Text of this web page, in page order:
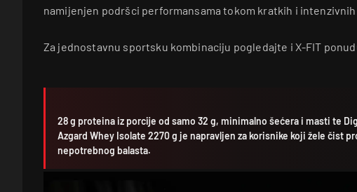
namijenjen podršci performansama tokom kratkih i intenzivnih
Za jednostavnu sportsku kombinaciju pogledajte i X-FIT
28 g proteina iz porcije od samo 32 g, minimalno šećera i masti te
Azgard Whey Isolate 2270 g je napravljen za korisnike koji žele čist
nepotrebnog balasta.